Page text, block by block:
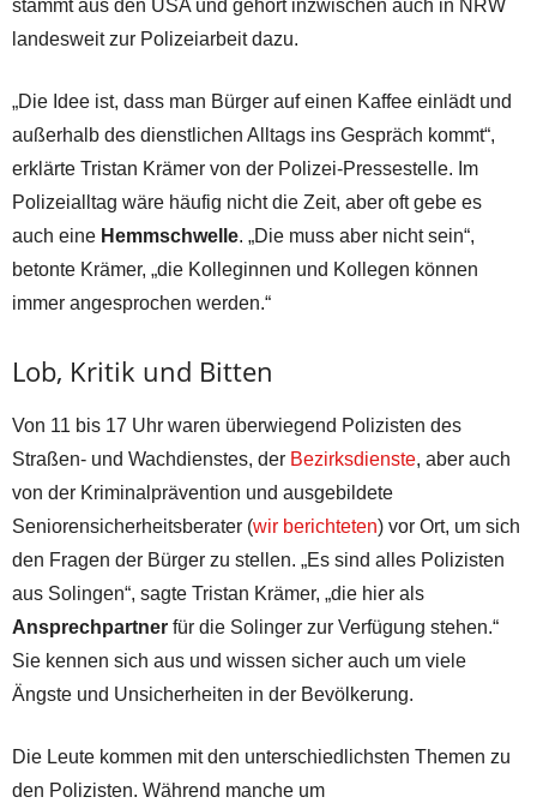
stammt aus den USA und gehört inzwischen auch in NRW
landesweit zur Polizeiarbeit dazu.
„Die Idee ist, dass man Bürger auf einen Kaffee einlädt und
außerhalb des dienstlichen Alltags ins Gespräch kommt“,
erklärte Tristan Krämer von der Polizei-Pressestelle. Im
Polizeialltag wäre häufig nicht die Zeit, aber oft gebe es
auch eine Hemmschwelle. „Die muss aber nicht sein“,
betonte Krämer, „die Kolleginnen und Kollegen können
immer angesprochen werden.“
Lob, Kritik und Bitten
Von 11 bis 17 Uhr waren überwiegend Polizisten des
Straßen- und Wachdienstes, der Bezirksdienste, aber auch
von der Kriminalprävention und ausgebildete
Seniorensicherheitsberater (wir berichteten) vor Ort, um sich
den Fragen der Bürger zu stellen. „Es sind alles Polizisten
aus Solingen“, sagte Tristan Krämer, „die hier als
Ansprechpartner für die Solinger zur Verfügung stehen.“
Sie kennen sich aus und wissen sicher auch um viele
Ängste und Unsicherheiten in der Bevölkerung.
Die Leute kommen mit den unterschiedlichsten Themen zu
den Polizisten. Während manche um